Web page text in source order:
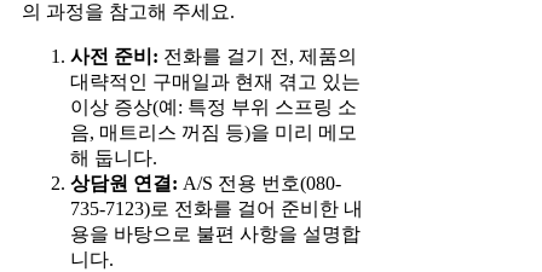
의 과정을 참고해 주세요.
사전 준비: 전화를 걸기 전, 제품의
대략적인 구매일과 현재 겪고 있는
이상 증상(예: 특정 부위 스프링 소
음, 매트리스 꺼짐 등)을 미리 메모
해 둡니다.
상담원 연결: A/S 전용 번호(080-
735-7123)로 전화를 걸어 준비한 내
용을 바탕으로 불편 사항을 설명합
니다.